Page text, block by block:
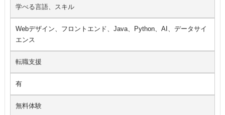
学べる言語、スキル
Webデザイン、フロントエンド、Java、Python、AI、データサイ
エンス
転職支援
有
無料体験